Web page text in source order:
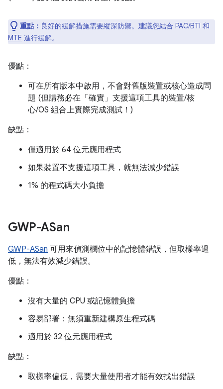
重點： 良好的緩解措施需要縱深防禦。建議您結合 PAC/BTI 和
MTE 進行緩解。
優點：
可在所有版本中啟用，不會對舊版裝置或核心造成問
題 (但請務必在「確實」 支援這項工具的裝置/核
心/OS 組合上實際完成測試！)
缺點：
僅適用於 64 位元應用程式
如果裝置不支援這項工具，就無法減少錯誤
1% 的程式碼大小負擔
GWP-ASan
GWP-ASan 可用來偵測欄位中的記憶體錯誤，但取樣率過
低，無法有效減少錯誤。
優點：
沒有大量的 CPU 或記憶體負擔
容易部署：無須重新建構原生程式碼
適用於 32 位元應用程式
缺點：
取樣率偏低，需要大量使用者才能有效找出錯誤